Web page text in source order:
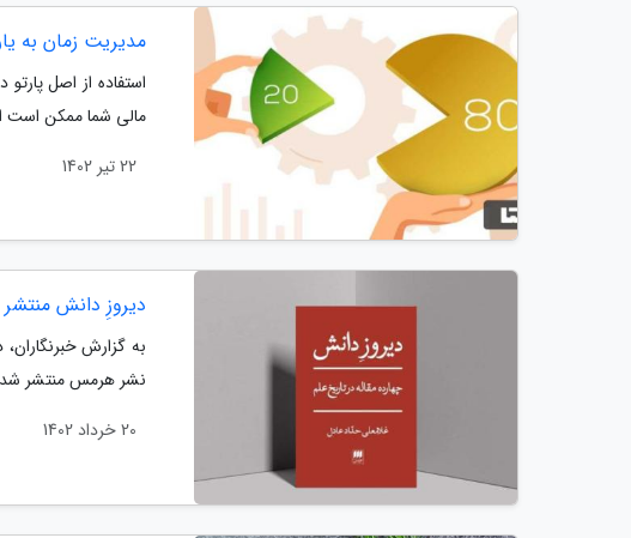
مدیریت زمان به
مالی شما ممکن است از 20 درصد سرمایه گذاری ها یا منابع عایدی شما به دست
22 تیر 1402
دیروزِ دانش
به گزارش
نشر هرمس منتشر
20 خرداد 1402